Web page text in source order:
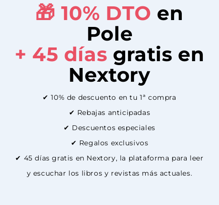
🎁 10% DTO en
Pole
+ 45 días gratis en
Nextory
✔ 10% de descuento en tu 1ª compra
✔ Rebajas anticipadas
✔ Descuentos especiales
✔ Regalos exclusivos
✔ 45 días gratis en Nextory, la plataforma para leer
y escuchar los libros y revistas más actuales.